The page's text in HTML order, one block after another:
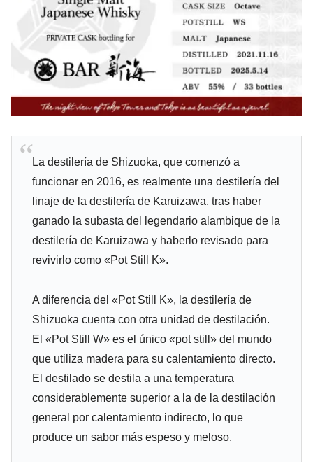
La destilería de Shizuoka, que comenzó a
funcionar en 2016, es realmente una destilería del
linaje de la destilería de Karuizawa, tras haber
ganado la subasta del legendario alambique de la
destilería de Karuizawa y haberlo revisado para
revivirlo como «Pot Still K».
A diferencia del «Pot Still K», la destilería de
Shizuoka cuenta con otra unidad de destilación.
El «Pot Still W» es el único «pot still» del mundo
que utiliza madera para su calentamiento directo.
El destilado se destila a una temperatura
considerablemente superior a la de la destilación
general por calentamiento indirecto, lo que
produce un sabor más espeso y meloso.